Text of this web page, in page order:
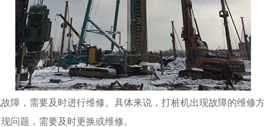
障，需要及时进行维修。具体来说，打桩机出现故障的维修方
问题，需要及时更换或维修。